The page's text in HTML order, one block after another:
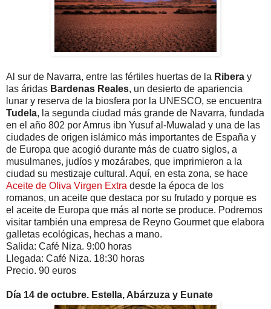
Al sur de Navarra, entre las fértiles huertas de la Ribera y
las áridas Bardenas Reales, un desierto de apariencia
lunar y reserva de la biosfera por la UNESCO, se encuentra
Tudela, la segunda ciudad más grande de Navarra, fundada
en el año 802 por Amrus ibn Yusuf al-Muwalad y una de las
ciudades de origen islámico más importantes de España y
de Europa que acogió durante más de cuatro siglos, a
musulmanes, judíos y mozárabes, que imprimieron a la
ciudad su mestizaje cultural. Aquí, en esta zona, se hace
Aceite de Oliva Virgen Extra desde la época de los
romanos, un aceite que destaca por su frutado y porque es
el aceite de Europa que más al norte se produce. Podremos
visitar también una empresa de Reyno Gourmet que elabora
galletas ecológicas, hechas a mano.
Salida: Café Niza. 9:00 horas
Llegada: Café Niza. 18:30 horas
Precio. 90 euros
Día 14 de octubre. Estella, Abárzuza y Eunate